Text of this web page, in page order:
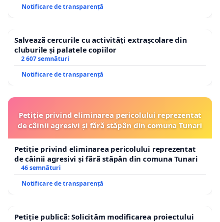
Notificare de transparență
Salvează cercurile cu activități extrașcolare din
cluburile și palatele copiilor
2 607 semnături
Notificare de transparență
Petiție privind eliminarea pericolului reprezentat
de câinii agresivi și fără stăpân din comuna Tunari
Petiție privind eliminarea pericolului reprezentat
de câinii agresivi și fără stăpân din comuna Tunari
46 semnături
Notificare de transparență
Petiție publică: Solicităm modificarea proiectului